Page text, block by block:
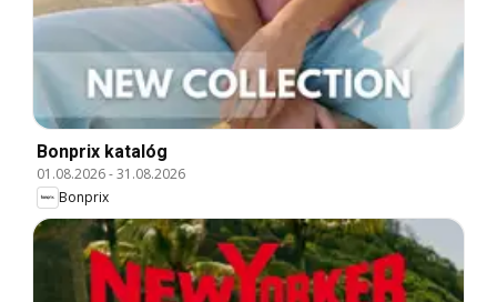
Bonprix katalóg
01.08.2026-31.08.2026
Bonprix